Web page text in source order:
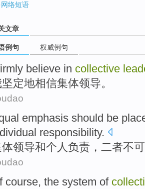
网络短语
文章
例句 权威例句
believe in collective
坚定地相信集体领导。
emphasis should be
responsibility.
领导和个人 负责， 二者不
course, the system of